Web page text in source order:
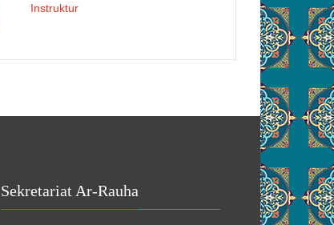
Instruktur
Sekretariat Ar-Rauha